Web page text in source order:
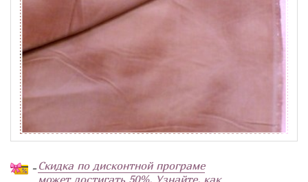
- Скидка по дисконтной програме
может достигать 50%. Узнайте, как